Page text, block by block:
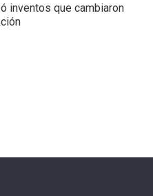
inventos que cambiaron